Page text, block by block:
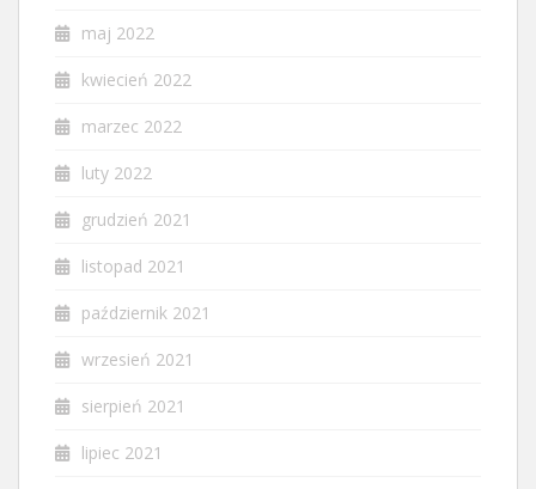
maj 2022
kwiecień 2022
marzec 2022
luty 2022
grudzień 2021
listopad 2021
październik 2021
wrzesień 2021
sierpień 2021
lipiec 2021